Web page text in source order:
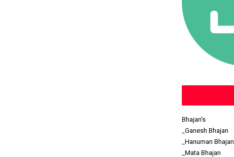
Bhajan's
_Ganesh Bhajan
_Hanuman Bhajan
_Mata Bhajan